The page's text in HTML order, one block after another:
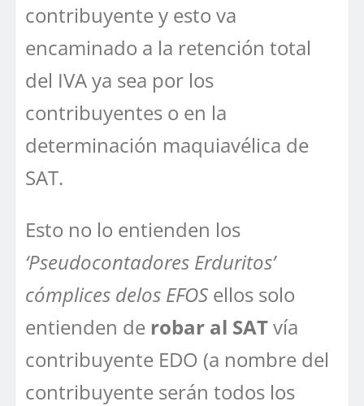
contribuyente y esto va
encaminado a la retención total
del IVA ya sea por los
contribuyentes o en la
determinación maquiavélica de
SAT.
Esto no lo entienden los
‘Pseudocontadores Erduritos’
cómplices delos EFOSellos solo
entienden de robar al SATvía
contribuyente EDO (a nombre del
contribuyente serán todos los